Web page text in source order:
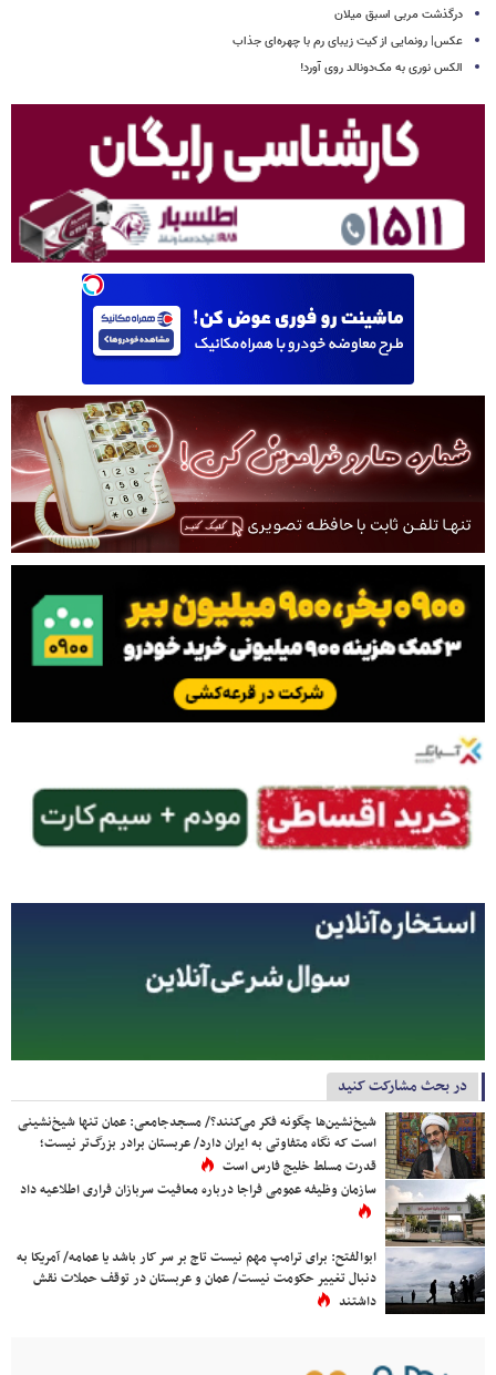
درگذشت مربی اسبق میلان
عکس| رونمایی از کیت زیبای رم با چهره‌ای جذاب
الکس نوری به مک‌دونالد روی آورد!
در بحث مشارکت کنید
شیخ‌نشین‌ها چگونه فکر می‌کنند؟/ مسجدجامعی: عمان تنها شیخ‌نشینی
است که نگاه متفاوتی به ایران دارد/ عربستان برادر بزرگ‌تر نیست؛
قدرت مسلط خلیج فارس است
سازمان وظیفه عمومی فراجا درباره معافیت سربازان فراری اطلاعیه داد
ابوالفتح: برای ترامپ مهم نیست تاج بر سر کار باشد یا عمامه/ آمریکا به
دنبال تغییر حکومت نیست/ عمان و عربستان در توقف حملات نقش
داشتند